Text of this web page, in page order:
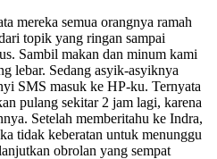
mereka semua orangnya ramah
topik yang ringan sampai
Sambil makan dan minum kami
lebar. Sedang asyik-asyiknya
SMS masuk ke HP-ku. Ternyata
pulang sekitar 2 jam lagi, karena
Setelah memberitahu ke Indra,
tidak keberatan untuk menunggu
obrolan yang sempat